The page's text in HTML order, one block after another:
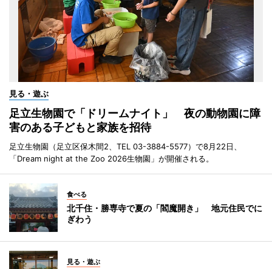
見る・遊ぶ
足立生物園で「ドリームナイト」 夜の動物園に障
害のある子どもと家族を招待
足立生物園（足立区保木間2、TEL 03-3884-5577）で8月22日、
「Dream night at the Zoo 2026生物園」が開催される。
食べる
北千住・勝専寺で夏の「閻魔開き」 地元住民でに
ぎわう
見る・遊ぶ